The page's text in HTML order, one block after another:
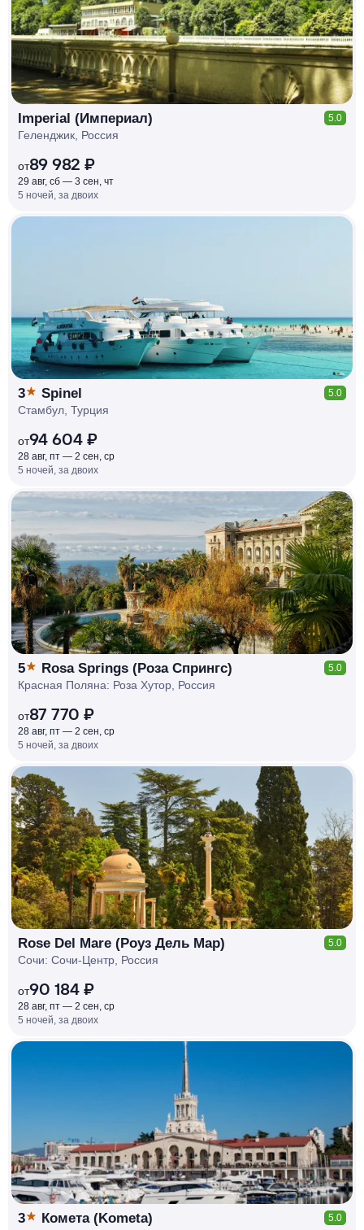
Imperial (Империал) 5.0
Геленджик, Россия
от89 982 ₽
29 авг, сб — 3 сен, чт
5 ночей, за двоих
3 Spinel 5.0
Стамбул, Турция
от94 604 ₽
28 авг, пт — 2 сен, ср
5 ночей, за двоих
КЕШБЭК
РУБЛЯ
МИ
Д
О 7
%
5 Rosa Springs (Роза Спрингс) 5.0
Красная Поляна: Роза Хутор, Россия
от87 770 ₽
28 авг, пт — 2 сен, ср
5 ночей, за двоих
КЕШБЭК
РУБЛЯ
МИ
Д
О 7
%
Rose Del Mare (Роуз Дель Мар) 5.0
Сочи: Сочи-Центр, Россия
от90 184 ₽
28 авг, пт — 2 сен, ср
5 ночей, за двоих
РУБЛЯ
МИ
Д
О 7
3 Комета (Kometa) 5.0